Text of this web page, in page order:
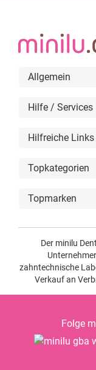
Allgemein
Hilfe / Services
Hilfreiche Links
Topkategorien
Topmarken
Der minilu
zahntechnische
Verkauf an
Folge